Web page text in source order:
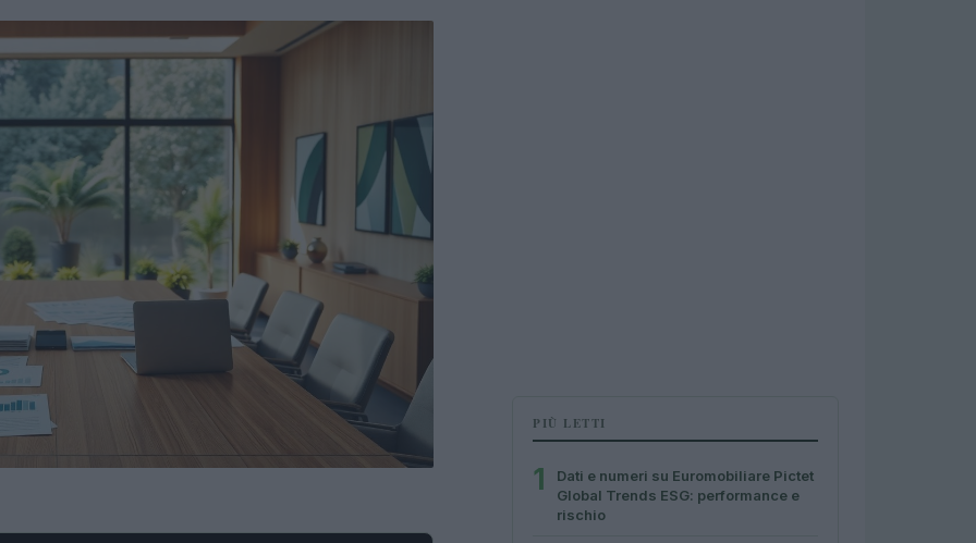
PIÙ LETTI
1
Dati e numeri su Euromobiliare Pictet
Global Trends ESG: performance e
rischio